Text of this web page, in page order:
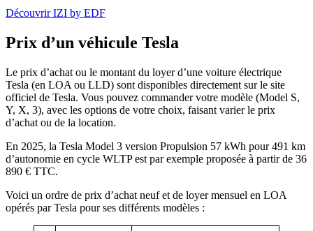
Découvrir IZI by EDF
Prix d’un véhicule Tesla
Le prix d’achat ou le montant du loyer d’une voiture électrique
Tesla (en LOA ou LLD) sont disponibles directement sur le site
officiel de Tesla. Vous pouvez commander votre modèle (Model S,
Y, X, 3), avec les options de votre choix, faisant varier le prix
d’achat ou de la location.
En 2025, la Tesla Model 3 version Propulsion 57 kWh pour 491 km
d’autonomie en cycle WLTP est par exemple proposée à partir de 36
890 € TTC.
Voici un ordre de prix d’achat neuf et de loyer mensuel en LOA
opérés par Tesla pour ses différents modèles :